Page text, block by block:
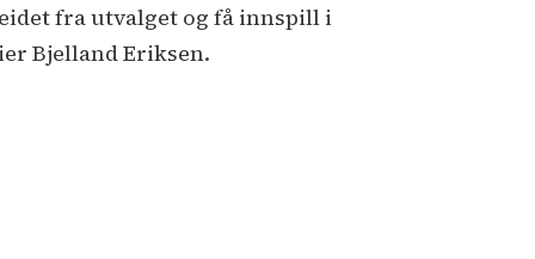
fra utvalget og få innspill i
Bjelland Eriksen.